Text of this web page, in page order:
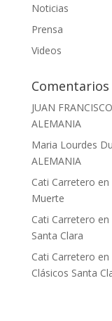
Noticias
Prensa
Videos
JUAN
ALEMANIA
Maria Lourdes
ALEMANIA
Cati Carretero en
Muerte
Cati Carretero en
Santa Clara
Cati Carretero en
Clásicos Santa